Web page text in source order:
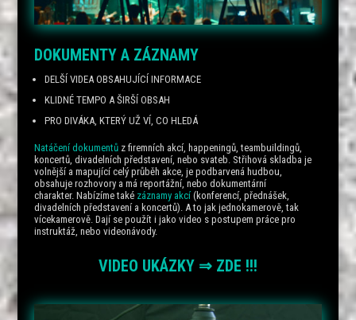
DOKUMENTY A ZÁZNAMY
DELŠÍ VIDEA OBSAHUJÍCÍ INFORMACE
KLIDNÉ TEMPO A ŠIRŠÍ OBSAH
PRO DIVÁKA, KTERÝ UŽ VÍ, CO HLEDÁ
Natáčení dokumentůz firemních akcí, happeningů, teambuildingů,
koncertů, divadelních představení, nebo svateb. Střihová skladba je
volnější a mapující celý průběh akce, je podbarvená hudbou,
obsahuje rozhovory a má reportážní, nebo dokumentární
charakter. Nabízíme také záznamy akcí(konferencí, přednášek,
divadelních představení a koncertů). A to jak jednokamerově, tak
vícekamerově. Dají se použít i jako video s postupem práce pro
instruktáž, nebo videonávody.
VIDEO UKÁZKY ⇒ ZDE !!!